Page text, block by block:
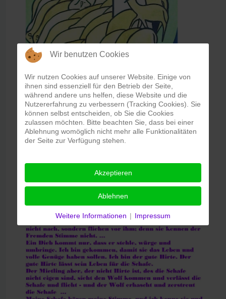
Wir benutzen Cookies
Wir nutzen Cookies auf unserer Website. Einige von
ihnen sind essenziell für den Betrieb der Seite,
während andere uns helfen, diese Website und die
Nutzererfahrung zu verbessern (Tracking Cookies). Sie
können selbst entscheiden, ob Sie die Cookies
zulassen möchten. Bitte beachten Sie, dass bei einer
Ablehnung womöglich nicht mehr alle Funktionalitäten
der Seite zur Verfügung stehen.
Akzeptieren
Ablehnen
Weitere Informationen | Impressum